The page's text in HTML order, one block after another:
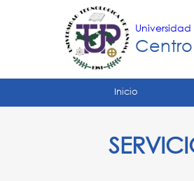
Principal
Inicio